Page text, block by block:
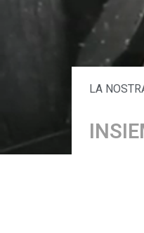
LA